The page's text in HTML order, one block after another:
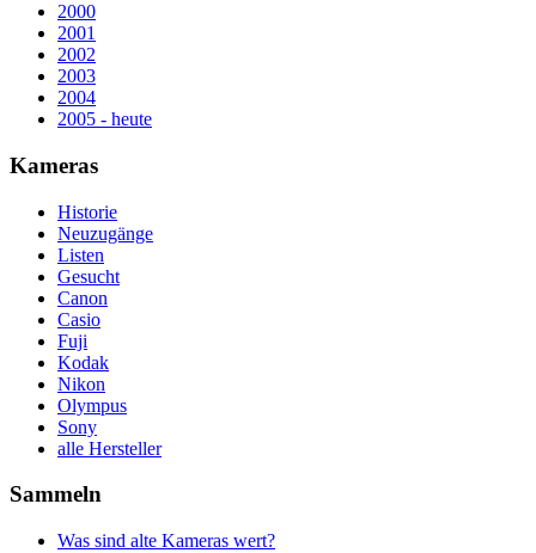
2000
2001
2002
2003
2004
2005 - heute
Kameras
Historie
Neuzugänge
Listen
Gesucht
Canon
Casio
Fuji
Kodak
Nikon
Olympus
Sony
alle Hersteller
Sammeln
Was sind alte Kameras wert?